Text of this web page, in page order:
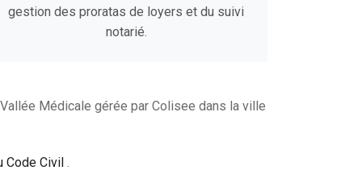
gestion des proratas de loyers et du suivi
notarié.
Médicale gérée par Colisee dans la ville
Code Civil .